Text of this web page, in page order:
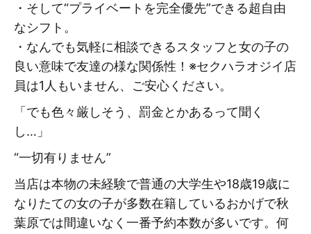
・そして“プライベートを完全優先”できる超自由
なシフト。
・なんでも気軽に相談できるスタッフと女の子の
良い意味で友達の様な関係性！※セクハラオジイ店
員は1人もいません、ご安心ください。
「でも色々厳しそう、罰金とかあるって聞く
し…」
“一切有りません”
当店は本物の未経験で普通の大学生や18歳19歳に
なりたての女の子が多数在籍しているおかげで秋
葉原では間違いなく一番予約本数が多いです。何